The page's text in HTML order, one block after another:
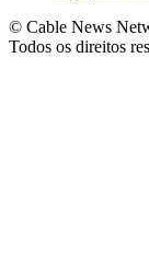
© Cable News
Todos os direitos